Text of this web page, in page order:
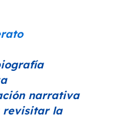
narrativa
revisitar la